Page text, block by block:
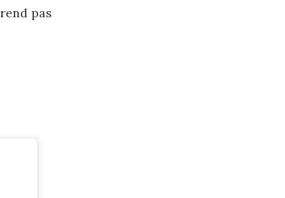
pas